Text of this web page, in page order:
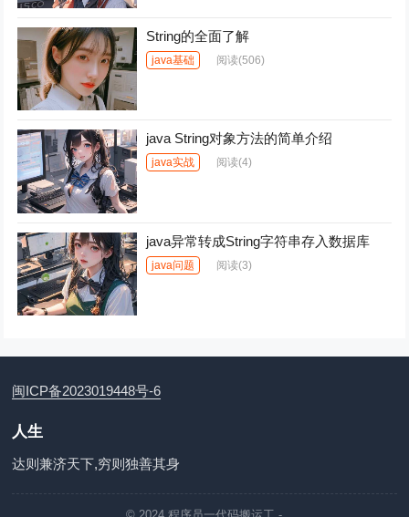
String的全面了解
java基础 阅读(506)
java String对象方法的简单介绍
java实战 阅读(4)
java异常转成String字符串存入数据库
java问题 阅读(3)
闽ICP备2023019448号-6
人生
达则兼济天下,穷则独善其身